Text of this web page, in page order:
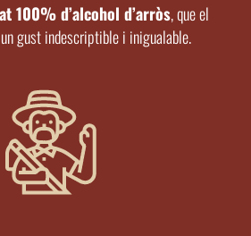
100% d’alcohol d’arròs, que el
gust indescriptible i inigualable.